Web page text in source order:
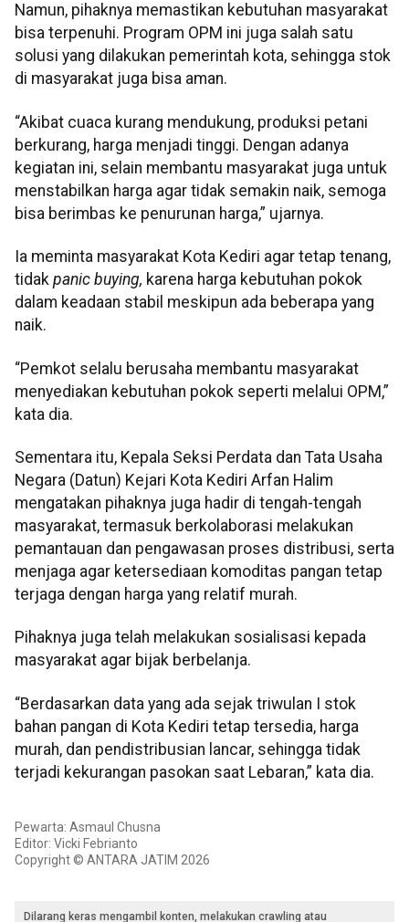
Namun, pihaknya memastikan kebutuhan masyarakat
bisa terpenuhi. Program OPM ini juga salah satu
solusi yang dilakukan pemerintah kota, sehingga stok
di masyarakat juga bisa aman.
“Akibat cuaca kurang mendukung, produksi petani
berkurang, harga menjadi tinggi. Dengan adanya
kegiatan ini, selain membantu masyarakat juga untuk
menstabilkan harga agar tidak semakin naik, semoga
bisa berimbas ke penurunan harga,” ujarnya.
Ia meminta masyarakat Kota Kediri agar tetap tenang,
tidak panic buying, karena harga kebutuhan pokok
dalam keadaan stabil meskipun ada beberapa yang
naik.
“Pemkot selalu berusaha membantu masyarakat
menyediakan kebutuhan pokok seperti melalui OPM,”
kata dia.
Sementara itu, Kepala Seksi Perdata dan Tata Usaha
Negara (Datun) Kejari Kota Kediri Arfan Halim
mengatakan pihaknya juga hadir di tengah-tengah
masyarakat, termasuk berkolaborasi melakukan
pemantauan dan pengawasan proses distribusi, serta
menjaga agar ketersediaan komoditas pangan tetap
terjaga dengan harga yang relatif murah.
Pihaknya juga telah melakukan sosialisasi kepada
masyarakat agar bijak berbelanja.
“Berdasarkan data yang ada sejak triwulan I stok
bahan pangan di Kota Kediri tetap tersedia, harga
murah, dan pendistribusian lancar, sehingga tidak
terjadi kekurangan pasokan saat Lebaran,” kata dia.
Pewarta: Asmaul Chusna
Editor: Vicki Febrianto
Copyright © ANTARA JATIM 2026
Dilarang keras mengambil konten, melakukan crawling atau